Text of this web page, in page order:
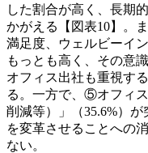
した割合が高く、長期
かがえる【図表10】。
満足度、ウェルビーイ
もっとも高く、その意
オフィス出社も重視す
る。一方で、⑤オフィ
削減等）」（35.6%）
を変革させることへの
ない。